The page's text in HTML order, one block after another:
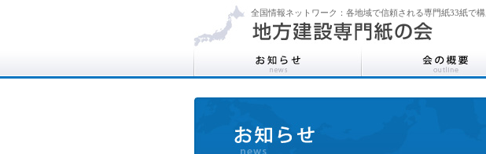
全国情報ネットワーク：各地域で信頼される専門紙33紙で